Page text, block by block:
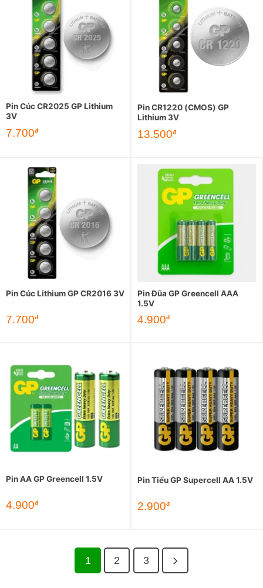
Pin Cúc CR2025 GP Lithium
3V
7.700đ
Pin CR1220 (CMOS) GP
Lithium 3V
13.500đ
Pin Cúc Lithium GP CR2016 3V
7.700đ
Pin Đũa GP Greencell AAA
1.5V
4.900đ
Pin AA GP Greencell 1.5V
4.900đ
Pin Tiểu GP Supercell AA 1.5V
2.900đ
1 2 3